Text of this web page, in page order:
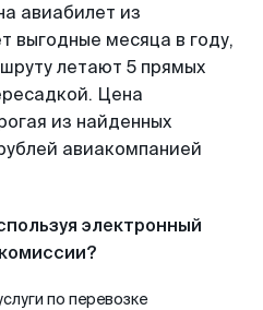
авиабилет из
выгодные месяца в году,
летают 5 прямых
Цена
из найденных
авиакомпанией
электронный
по перевозке